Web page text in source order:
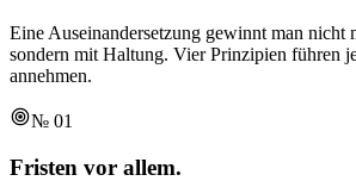
Eine Auseinandersetzung gewinnt man nicht
sondern mit Haltung. Vier Prinzipien führen
annehmen.
№ 01
Fristen vor allem.